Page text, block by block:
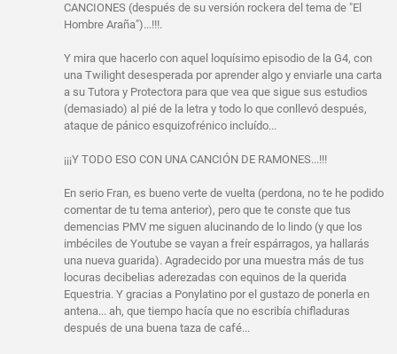
CANCIONES (después de su versión rockera del tema de "El
Hombre Araña")...!!!.
Y mira que hacerlo con aquel loquísimo episodio de la G4, con
una Twilight desesperada por aprender algo y enviarle una carta
a su Tutora y Protectora para que vea que sigue sus estudios
(demasiado) al pié de la letra y todo lo que conllevó después,
ataque de pánico esquizofrénico incluído...
¡¡¡Y TODO ESO CON UNA CANCIÓN DE RAMONES...!!!
En serio Fran, es bueno verte de vuelta (perdona, no te he podido
comentar de tu tema anterior), pero que te conste que tus
demencias PMV me siguen alucinando de lo lindo (y que los
imbéciles de Youtube se vayan a freír espárragos, ya hallarás
una nueva guarida). Agradecido por una muestra más de tus
locuras decibelias aderezadas con equinos de la querida
Equestria. Y gracias a Ponylatino por el gustazo de ponerla en
antena... ah, que tiempo hacía que no escribía chifladuras
después de una buena taza de café...